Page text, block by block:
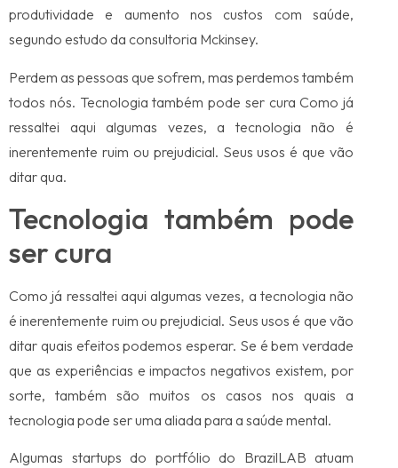
produtividade e aumento nos custos com saúde,
segundo estudo da consultoria Mckinsey.
Perdem as pessoas que sofrem, mas perdemos também
todos nós. Tecnologia também pode ser cura Como já
ressaltei aqui algumas vezes, a tecnologia não é
inerentemente ruim ou prejudicial. Seus usos é que vão
ditar qua.
Tecnologia também pode
ser cura
Como já ressaltei aqui algumas vezes, a tecnologia não
é inerentemente ruim ou prejudicial. Seus usos é que vão
ditar quais efeitos podemos esperar. Se é bem verdade
que as experiências e impactos negativos existem, por
sorte, também são muitos os casos nos quais a
tecnologia pode ser uma aliada para a saúde mental.
Algumas startups do portfólio do BrazilLAB atuam